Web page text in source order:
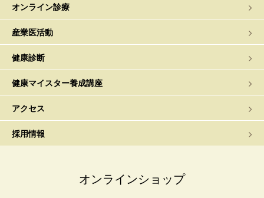
オンライン診療
産業医活動
健康診断
健康マイスター養成講座
アクセス
採用情報
オンラインショップ